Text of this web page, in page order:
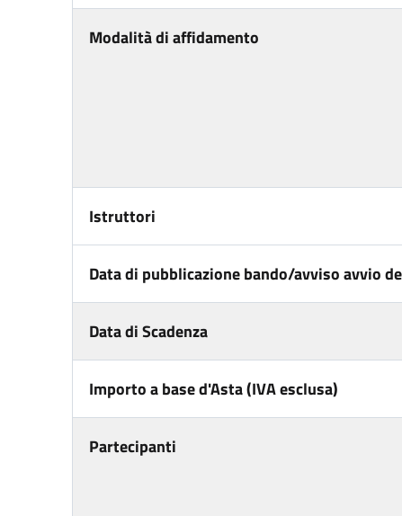
Modalità di affidamento
Istruttori
Data di pubblicazione bando/avviso avvio
Data di Scadenza
Importo a base d'Asta (IVA esclusa)
Partecipanti